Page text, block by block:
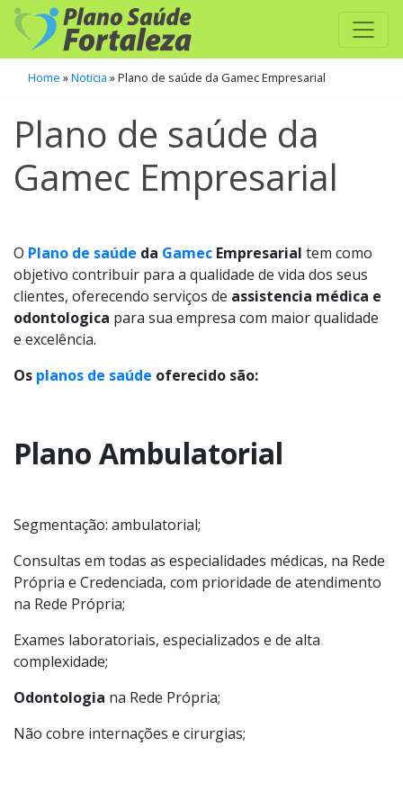
Home »Noticia »Plano de saúde da Gamec Empresarial
Plano de saúde da
Gamec Empresarial
O Plano de saúde da Gamec Empresarial tem como
objetivo contribuir para a qualidade de vida dos seus
clientes, oferecendo serviços de assistencia médica e
odontologica para sua empresa com maior qualidade
e excelência.
Os planos de saúde oferecido são:
Plano Ambulatorial
Segmentação: ambulatorial;
Consultas em todas as especialidades médicas, na Rede
Própria e Credenciada, com prioridade de atendimento
na Rede Própria;
Exames laboratoriais, especializados e de alta
complexidade;
Odontologia na Rede Própria;
Não cobre internações e cirurgias;